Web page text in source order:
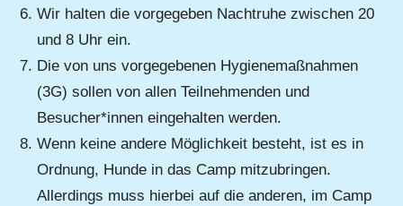
Wir halten die vorgegeben Nachtruhe zwischen 20
und 8 Uhr ein.
Die von uns vorgegebenen Hygienemaßnahmen
(3G) sollen von allen Teilnehmenden und
Besucher*innen eingehalten werden.
Wenn keine andere Möglichkeit besteht, ist es in
Ordnung, Hunde in das Camp mitzubringen.
Allerdings muss hierbei auf die anderen, im Camp